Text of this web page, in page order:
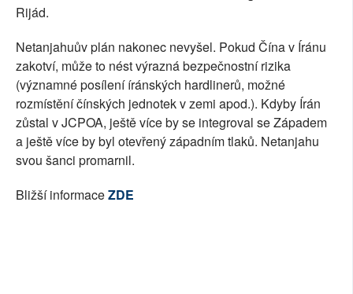
Rijád.
Netanjahuův plán nakonec nevyšel. Pokud Čína v Íránu
zakotví, může to nést výrazná bezpečnostní rizika
(významné posílení íránských hardlinerů, možné
rozmístění čínských jednotek v zemi apod.). Kdyby Írán
zůstal v JCPOA, ještě více by se integroval se Západem
a ještě více by byl otevřený západním tlaků. Netanjahu
svou šanci promarnil.
Bližší informaceZDE